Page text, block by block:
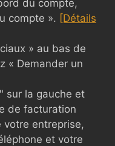
du compte,
compte ». [Détails
» au bas de
« Demander un
sur la gauche et
de facturation
votre entreprise,
et votre